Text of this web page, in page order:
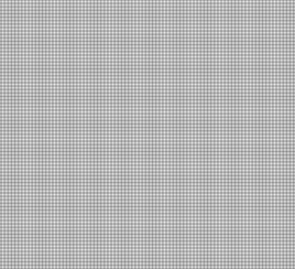
Skip
to
content